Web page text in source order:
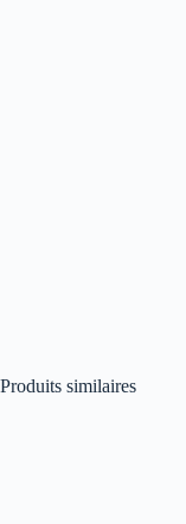
Produits similaires